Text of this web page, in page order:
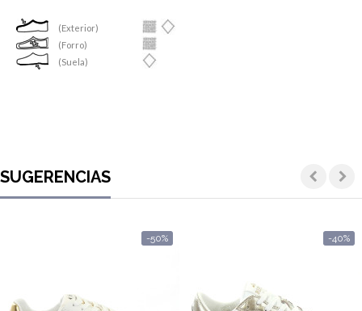
(Exterior)
(Forro)
(Suela)
SUGERENCIAS
-50% -40%